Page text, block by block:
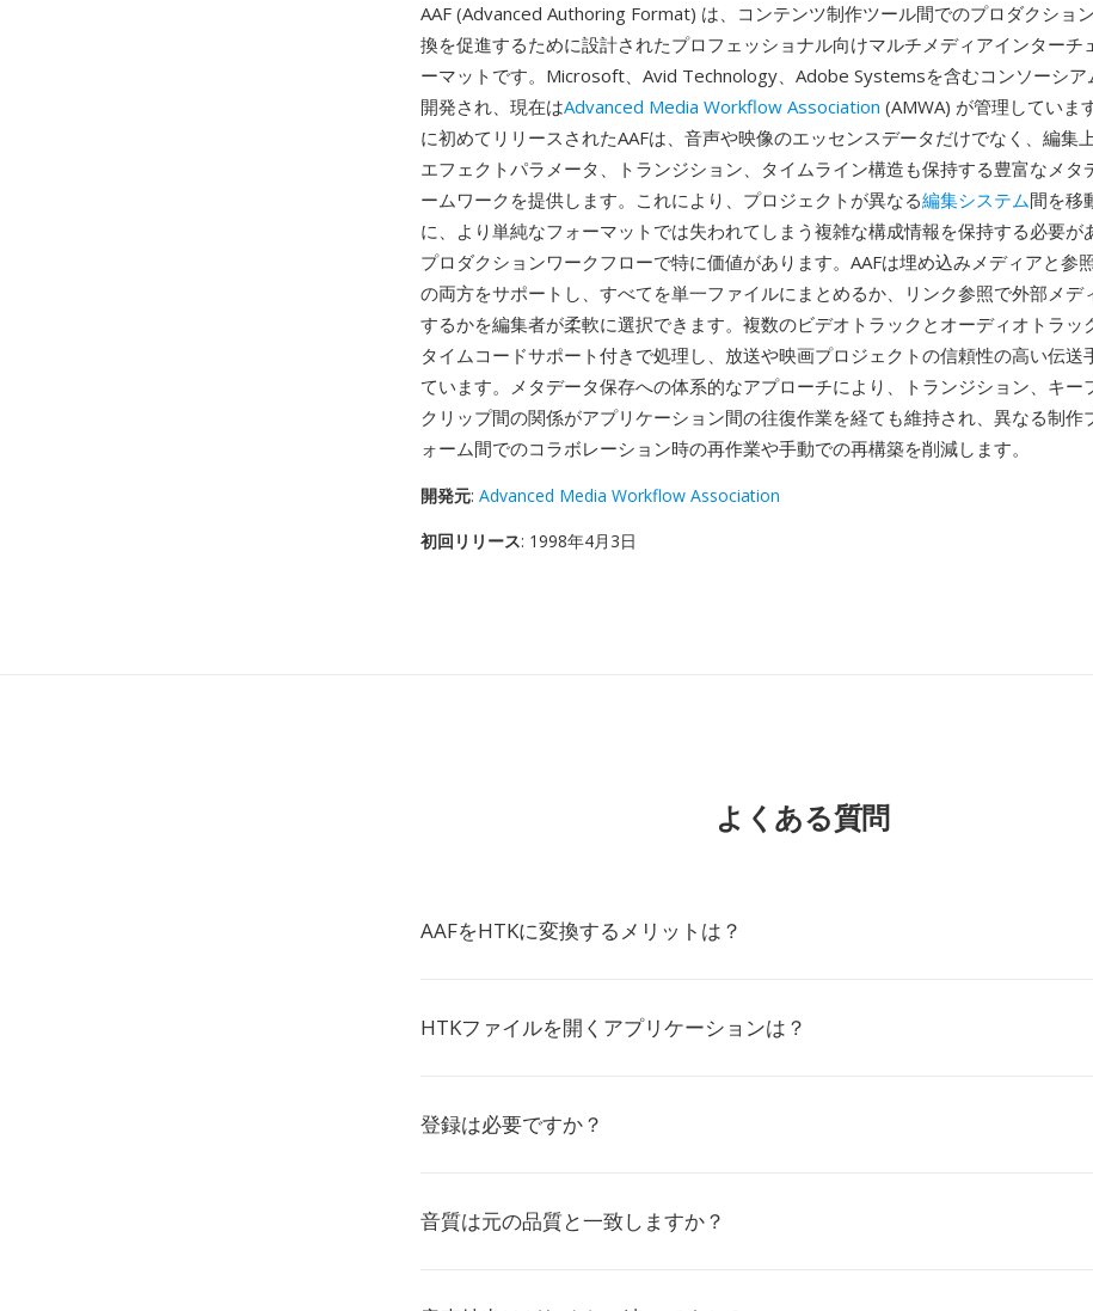
AAF (Advanced Authoring Format) は、コンテンツ制作ツール間でのプロダクショ
換を促進するために設計されたプロフェッショナル向けマルチメディアインターチ
ーマットです。Microsoft、Avid Technology、Adobe Systemsを含むコンソーシア
開発され、現在はAdvanced Media Workflow Association (AMWA) が管理していま
に初めてリリースされたAAFは、音声や映像のエッセンスデータだけでなく、編集上
エフェクトパラメータ、トランジション、タイムライン構造も保持する豊富なメタ
ームワークを提供します。これにより、プロジェクトが異なる編集システム間を移
に、より単純なフォーマットでは失われてしまう複雑な構成情報を保持する必要が
プロダクションワークフローで特に価値があります。AAFは埋め込みメディアと参
の両方をサポートし、すべてを単一ファイルにまとめるか、リンク参照で外部メデ
するかを編集者が柔軟に選択できます。複数のビデオトラックとオーディオトラッ
タイムコードサポート付きで処理し、放送や映画プロジェクトの信頼性の高い伝送
ています。メタデータ保存への体系的なアプローチにより、トランジション、キー
クリップ間の関係がアプリケーション間の往復作業を経ても維持され、異なる制作
ォーム間でのコラボレーション時の再作業や手動での再構築を削減します。
開発元: Advanced Media Workflow Association
初回リリース: 1998年4月3日
よくある質問
AAFをHTKに変換するメリットは？
HTKファイルを開くアプリケーションは？
登録は必要ですか？
音質は元の品質と一致しますか？